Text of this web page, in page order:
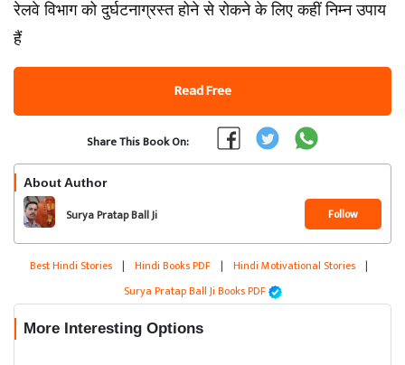
रेलवे विभाग को दुर्घटनाग्रस्त होने से रोकने के लिए कहीं निम्न उपाय
हैं
Read Free
Share This Book On:
About Author
Surya Pratap Ball Ji Follow
Best Hindi Stories | Hindi Books PDF | Hindi Motivational Stories |
Surya Pratap Ball Ji Books PDF
More Interesting Options